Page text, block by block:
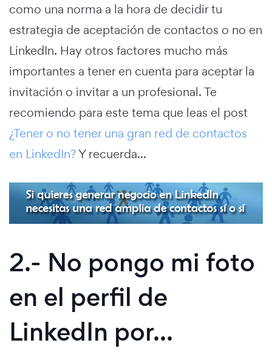
como una norma a la hora de decidir tu
estrategia de aceptación de contactos o no en
LinkedIn. Hay otros factores mucho más
importantes a tener en cuenta para aceptar la
invitación o invitar a un profesional. Te
recomiendo para este tema que leas el post
¿Tener o no tener una gran red de contactos
en LinkedIn?Y recuerda...
2.- No pongo mi foto
en el perfil de
LinkedIn por...